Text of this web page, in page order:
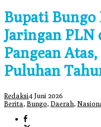
Bupati Bungo
Jaringan PLN
Pangean
Puluhan
Redaksi4 Juni 2026
Berita, Bungo, Daerah,